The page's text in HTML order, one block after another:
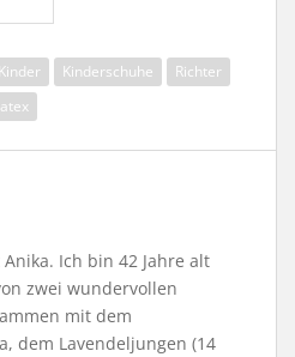
Kinder Kinderschuhe
Richter
Ich bin 42 Jahre alt
zwei wundervollen
mit dem
dem Lavendeljungen (14